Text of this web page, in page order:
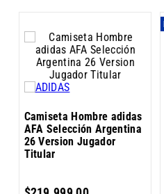
Camiseta Hombre adidas
AFA Selección Argentina
26 Version Jugador
Titular